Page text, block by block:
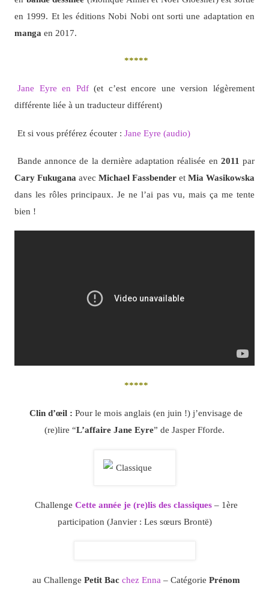
en 1999. Et les éditions Nobi Nobi ont sorti une adaptation en
manga en 2017.
*****
Jane Eyre en Pdf(et c’est encore une version légèrement
différente liée à un traducteur différent)
Et si vous préférez écouter : Jane Eyre (audio)
Bande annonce de la dernière adaptation réalisée en 2011 par
Cary Fukugana avecMichael Fassbender etMia Wasikowska
dans les rôles principaux. Je ne l’ai pas vu, mais ça me tente
bien !
*****
Clin d’œil : Pour le mois anglais (en juin !) j’envisage de
(re)lire “L’affaire Jane Eyre” de Jasper Fforde.
Challenge Cette année je (re)lis des classiques– 1ère
participation (Janvier : Les sœurs Brontë)
au Challenge Petit Bac chez Enna – Catégorie Prénom